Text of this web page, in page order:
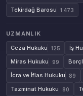
Tekirdağ Barosu 1.473
UZMANLIK
Ceza Hukuku
125 İş
Miras Hukuku 99
İcra ve İflas Hukuku 89
Tazminat Hukuku 80